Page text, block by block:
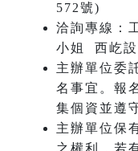
572號)
洽詢專線：
小姐 西屹設
主辦單位委
名事宜。報
集個資並遵
主辦單位保